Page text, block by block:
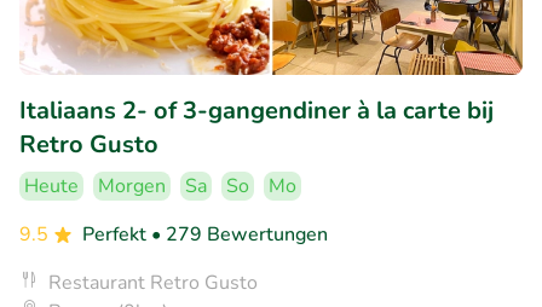
Italiaans 2- of 3-gangendiner à la carte bij
Retro Gusto
Heute Morgen Sa So
Mo
9.5
Perfekt • 279 Bewertungen
Restaurant Retro Gusto